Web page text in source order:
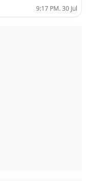
9:17 PM. 30 Jul